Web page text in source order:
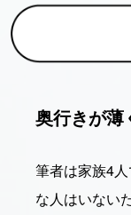
奥行きが薄
筆者は家族4
な人はいない